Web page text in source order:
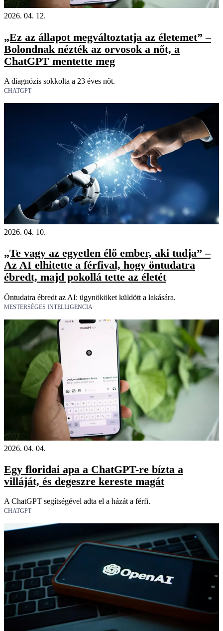
2026. 04. 12.
„Ez az állapot megváltoztatja az életemet” –
Bolondnak nézték az orvosok a nőt, a
ChatGPT mentette meg
A diagnózis sokkolta a 23 éves nőt.
CHATGPT
2026. 04. 10.
„Te vagy az egyetlen élő ember, aki tudja” –
Az AI elhitette a férfival, hogy öntudatra
ébredt, majd pokollá tette az életét
Öntudatra ébredt az AI: ügynököket küldött a lakására.
MESTERSÉGES INTELLIGENCIA
2026. 04. 04.
Egy floridai apa a ChatGPT-re bízta a
villáját, és degeszre kereste magát
A ChatGPT segítségével adta el a házát a férfi.
CHATGPT